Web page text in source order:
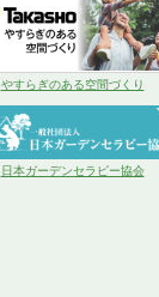
やすらぎのある空間づくり
日本ガーデンセラピー協会